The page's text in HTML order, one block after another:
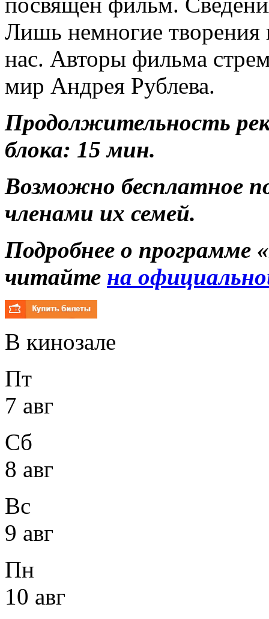
Лишь немногие творения
нас. Авторы фильма
мир Андрея Рублева.
Продолжительность
блока: 15 мин.
Возможно бесплатное
членами их семей.
Подробнее о программе «
читайте на
В кинозале
Пт
7 авг
Сб
8 авг
Вс
9 авг
Пн
10 авг